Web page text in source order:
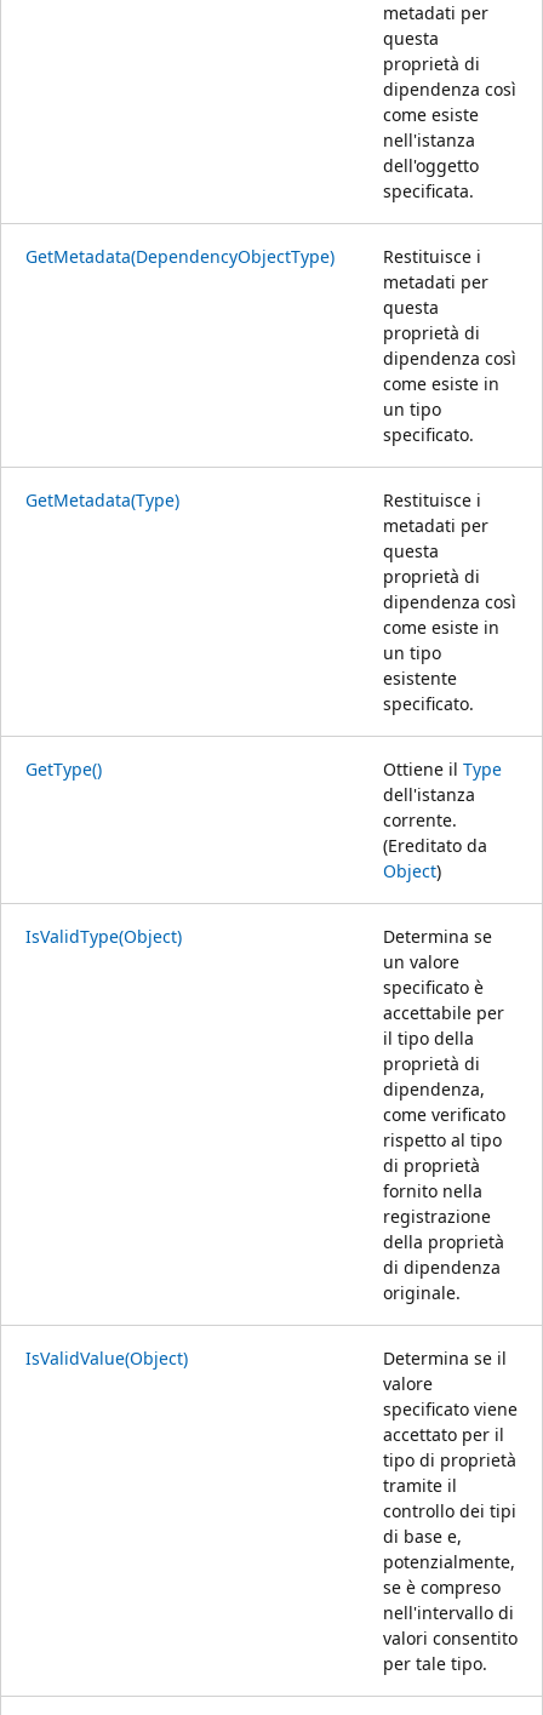
metadati per
questa
proprietà di
dipendenza così
come esiste
nell'istanza
dell'oggetto
specificata.
GetMetadata(DependencyObjectType)
Restituisce i
metadati per
questa
proprietà di
dipendenza così
come esiste in
un tipo
specificato.
GetMetadata(Type)
Restituisce i
metadati per
questa
proprietà di
dipendenza così
come esiste in
un tipo
esistente
specificato.
GetType() Ottiene il Type
dell'istanza
corrente.
(Ereditato da
Object)
IsValidType(Object)
Determina se
un valore
specificato è
accettabile per
il tipo della
proprietà di
dipendenza,
come verificato
rispetto al tipo
di proprietà
fornito nella
registrazione
della proprietà
di dipendenza
originale.
IsValidValue(Object)
Determina se il
valore
specificato viene
accettato per il
tipo di proprietà
tramite il
controllo dei tipi
di base e,
potenzialmente,
se è compreso
nell'intervallo di
valori consentito
per tale tipo.